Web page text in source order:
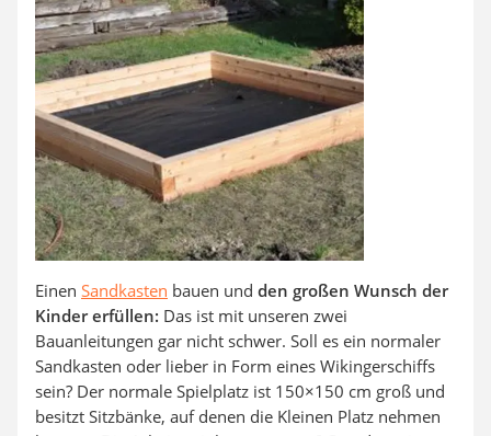
Einen Sandkasten bauen und den großen Wunsch der
Kinder erfüllen: Das ist mit unseren zwei
Bauanleitungen gar nicht schwer. Soll es ein normaler
Sandkasten oder lieber in Form eines Wikingerschiffs
sein? Der normale Spielplatz ist 150×150 cm groß und
besitzt Sitzbänke, auf denen die Kleinen Platz nehmen